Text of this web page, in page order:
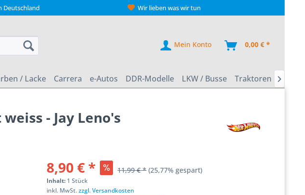
Deutschland Wir lieben was wir tun
Mein Konto 0,00 € *
/ Lacke Carrera e-Autos DDR-Modelle LKW / Busse Traktoren 
- Jay Leno's
8,90 € *
11,99 € * (25,77% gespart)
Inhalt: 1 Stück
inkl. MwSt.zzgl. Versandkosten